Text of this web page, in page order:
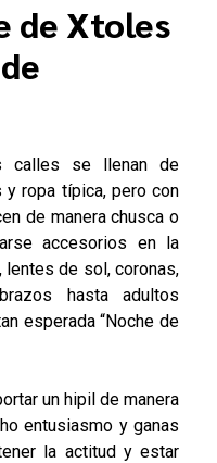
de Xtoles
calles se llenan de
ropa típica, pero con
de manera chusca o
accesorios en la
lentes de sol, coronas,
hasta adultos
esperada “Noche de
un hipil de manera
entusiasmo y ganas
la actitud y estar